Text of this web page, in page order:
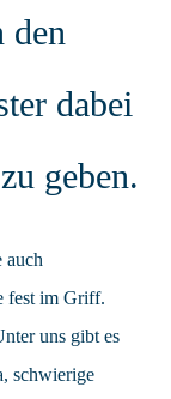
den
dabei
geben.
auch
fest im Griff.
uns gibt es
schwierige